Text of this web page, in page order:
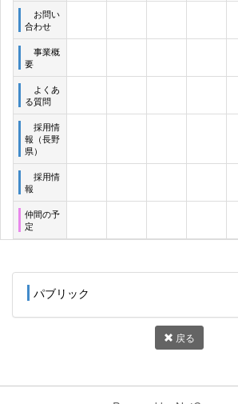
お問い
合わせ
事業概
要
よくあ
る質問
採用情
報（長野
県）
採用情
報
仲間の予
定
パブリック
戻る